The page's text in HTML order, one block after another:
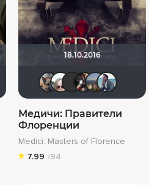
Дядя_Вася
18.10.2016
GTRSDDante
Медичи: Правители
Флоренции
Medici: Masters of Florence
7.99 /94